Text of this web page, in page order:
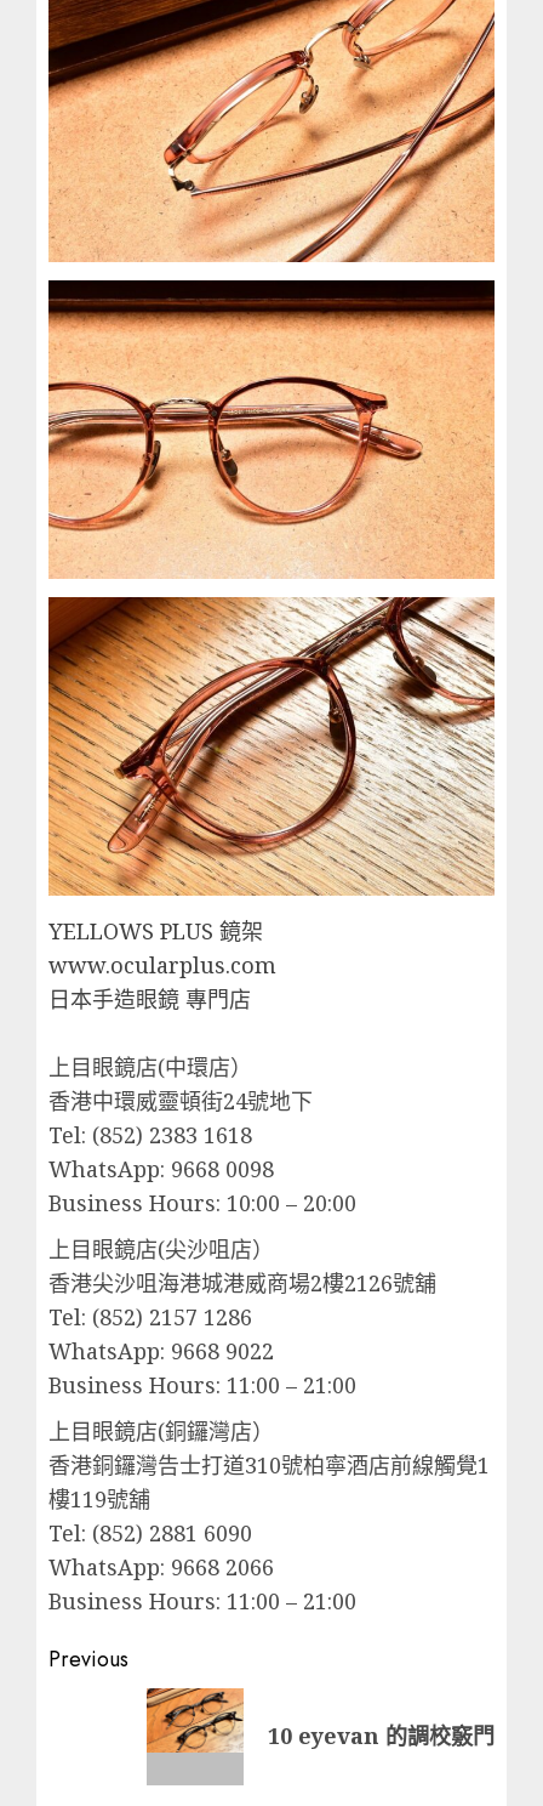
YELLOWS PLUS 鏡架
www.ocularplus.com
日本手造眼鏡 專門店
上目眼鏡店(中環店）
香港中環威靈頓街24號地下
Tel: (852) 2383 1618
WhatsApp: 9668 0098
Business Hours: 10:00 – 20:00
上目眼鏡店(尖沙咀店）
香港尖沙咀海港城港威商場2樓2126號舖
Tel: (852) 2157 1286
WhatsApp: 9668 9022
Business Hours: 11:00 – 21:00
上目眼鏡店(銅鑼灣店）
香港銅鑼灣告士打道310號柏寧酒店前線觸覺1
樓119號舖
Tel: (852) 2881 6090
WhatsApp: 9668 2066
Business Hours: 11:00 – 21:00
Post
navigation
Previous
10 eyevan 的調校竅門